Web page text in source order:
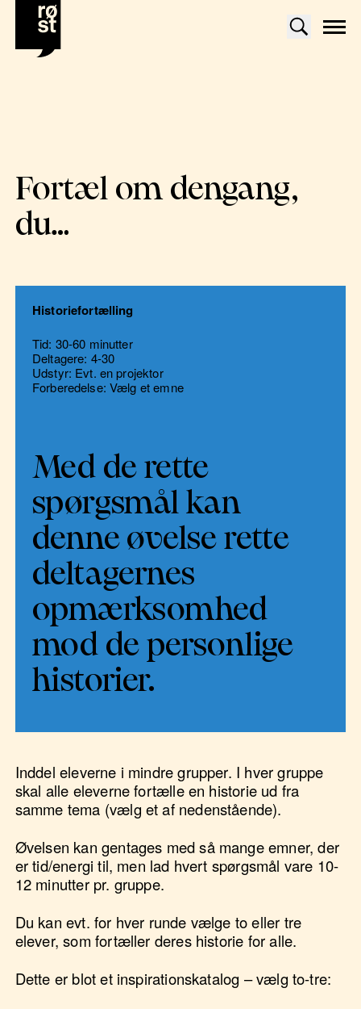
Fortæl om dengang,
du…
Historiefortælling
Tid: 30-60 minutter
Deltagere: 4-30
Udstyr: Evt. en projektor
Forberedelse: Vælg et emne
Med de rette
spørgsmål kan
denne øvelse rette
deltagernes
opmærksomhed
mod de personlige
historier.
Inddel eleverne i mindre grupper. I hver gruppe
skal alle eleverne fortælle en historie ud fra
samme tema (vælg et af nedenstående).
Øvelsen kan gentages med så mange emner, der
er tid/energi til, men lad hvert spørgsmål vare 10-
12 minutter pr. gruppe.
Du kan evt. for hver runde vælge to eller tre
elever, som fortæller deres historie for alle.
Dette er blot et inspirationskatalog – vælg to-tre: